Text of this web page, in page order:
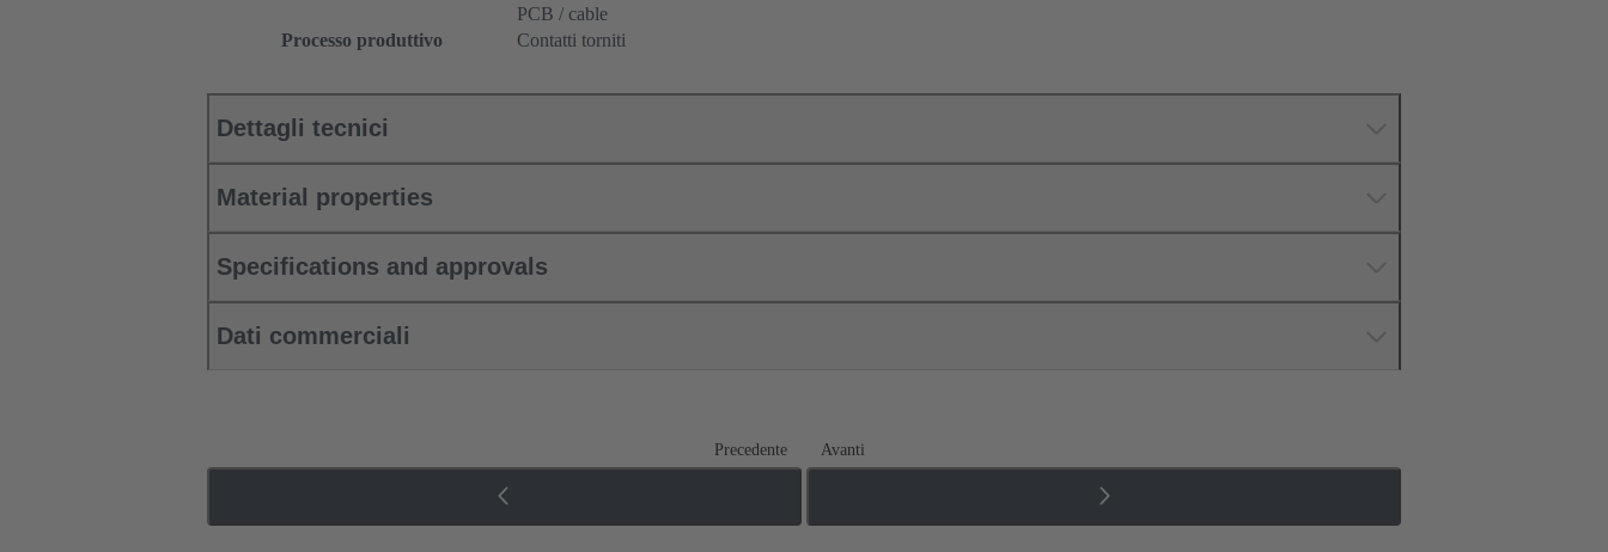
PCB / cable
Processo produttivo
Contatti torniti
Dettagli tecnici
Material properties
Specifications and approvals
Dati commerciali
Precedente Avanti